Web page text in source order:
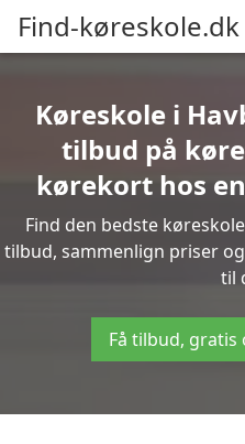
Find-køreskole.dk
Køreskole i
tilbud på
kørekort hos
Find den bedste
tilbud, sammenlign priser
til
Få tilbud,